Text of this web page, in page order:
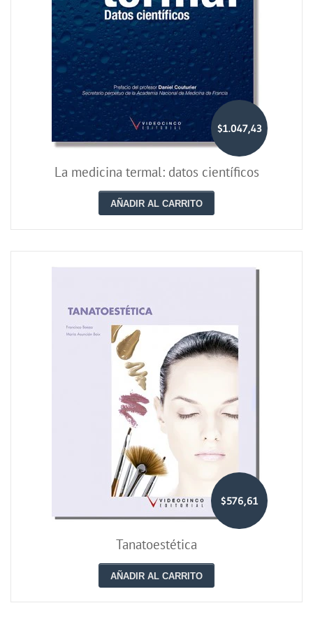
$1.047,43
La medicina termal: datos científicos
AÑADIR AL CARRITO
$576,61
Tanatoestética
AÑADIR AL CARRITO